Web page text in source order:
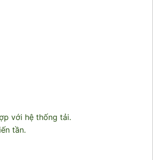
với hệ thống tải.
tần.